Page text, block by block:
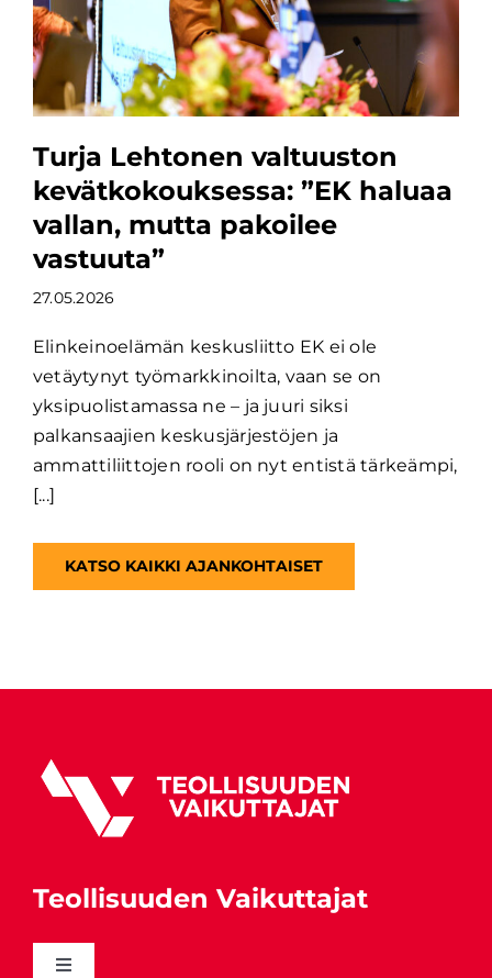
Turja Lehtonen valtuuston
kevätkokouksessa: ”EK haluaa
vallan, mutta pakoilee
vastuuta”
27.05.2026
Elinkeinoelämän keskusliitto EK ei ole
vetäytynyt työmarkkinoilta, vaan se on
yksipuolistamassa ne – ja juuri siksi
palkansaajien keskusjärjestöjen ja
ammattiliittojen rooli on nyt entistä tärkeämpi,
[...]
KATSO KAIKKI AJANKOHTAISET
Teollisuuden Vaikuttajat